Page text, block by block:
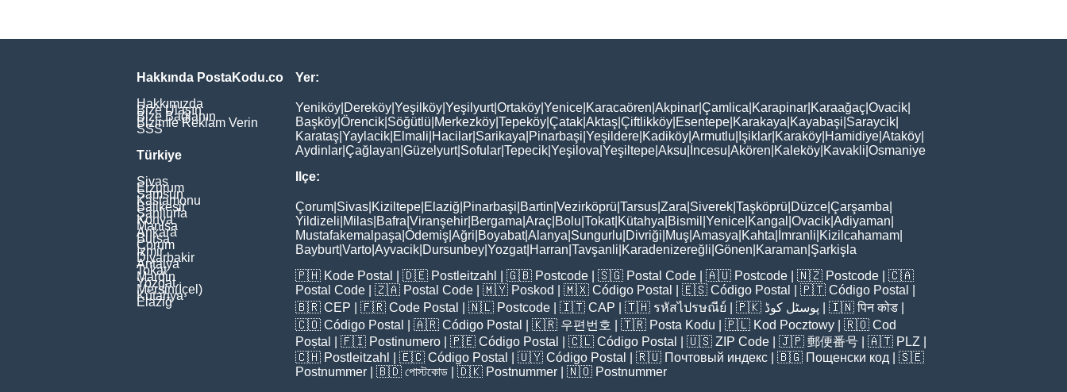
Hakkında PostaKodu.co
Hakkımızda
Bize Ulaşın
Bize Bağlanın
Bizimle Reklam Verin
SSS
Türkiye
Sivas
Erzurum
Samsun
Kastamonu
Balikesir
Şanliurfa
Konya
Manisa
Ankara
Bursa
Çorum
İzmir
Diyarbakir
Antalya
Tokat
Mardin
Yozgat
Mersin(İçel)
Kütahya
Elaziğ
Yer:
Yeniköy Dereköy Yeşilköy Yeşilyurt|Ortaköy Yenice Karacaören Akpinar Çamlica Karapinar Karaağaç Ovacik
Başköy Örencik Söğütlü Merkezköy Tepeköy Çatak Aktaş Çiftlikköy Esentepe Karakaya Kayabaşi Saraycik
Karataş Yaylacik Elmali Hacilar Sarikaya Pinarbaşi Yeşildere Kadiköy Armutlu Işiklar Karaköy Hamidiye Ataköy
Aydinlar Çağlayan Güzelyurt| Sofular Tepecik Yeşilova Yeşiltepe Aksu İncesu Akören Kaleköy Kavakli Osmaniye
Ilçe:
Çorum Sivas Kiziltepe Elaziğ Pinarbaşi Bartin Vezirköprü Tarsus Zara Siverek Taşköprü Düzce Çarşamba
Yildizeli Milas Bafra Viranşehir Bergama Araç Bolu Tokat| Kütahya Bismil Yenice Kangal Ovacik Adiyaman
Mustafakemalpaşa Ödemiş Ağri Boyabat|Alanya Sungurlu Divriği Muş Amasya Kahta İmranli Kizilcahamam
Bayburt|Varto Ayvacik Dursunbey Yozgat| Harran Tavşanli Karadenizereğli Gönen Karaman Şarkişla
🇵🇭 Kode Postal | 🇩🇪 Postleitzahl | 🇬🇧 Postcode | 🇸🇬 Postal Code | 🇦🇺 Postcode | 🇳🇿 Postcode | 🇨🇦
Postal Code | 🇿🇦 Postal Code | 🇲🇾 Poskod | 🇲🇽 Código Postal | 🇪🇸 Código Postal | 🇵🇹 Código Postal
🇧🇷 CEP | 🇫🇷 Code Postal | 🇳🇱 Postcode | 🇮🇹 CAP | 🇹🇭 รหัสไปรษณีย์ | 🇵🇰 پوسٹل کوڈ | 🇮🇳पिन कोड
🇨🇴 Código Postal | 🇦🇷 Código Postal | 🇰🇷 우편번호 | 🇹🇷 Posta Kodu | 🇵🇱 Kod Pocztowy | 🇷🇴 Cod
Poștal
| 🇫🇮 Postinumero | 🇵🇪 Código Postal | 🇨🇱 Código Postal | 🇺🇸 ZIP Code | 🇯🇵 郵便番号 | 🇦🇹 PLZ
🇨🇭 Postleitzahl | 🇪🇨 Código Postal | 🇺🇾 Código Postal | 🇷🇺 Почтовый индекс | 🇧🇬 Пощенски код | 🇸🇪
Postnummer | 🇧🇩 পোস্টকোড | 🇩🇰 Postnummer | 🇳🇴 Postnummer